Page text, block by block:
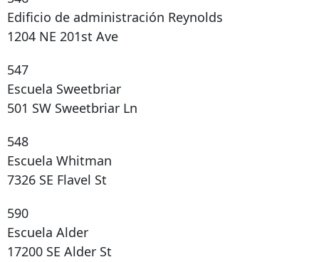
Edificio de administración Reynolds
1204 NE 201st Ave
547
Escuela Sweetbriar
501 SW Sweetbriar Ln
548
Escuela Whitman
7326 SE Flavel St
590
Escuela Alder
17200 SE Alder St